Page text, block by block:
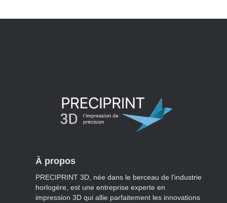
À propos
PRECIPRINT 3D, née dans le berceau de l'industrie
horlogère, est une entreprise experte en
impression 3D qui allie parfaitement les innovations